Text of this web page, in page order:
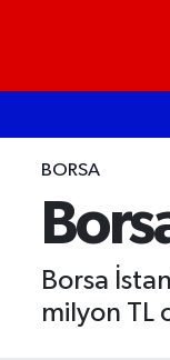
BORSA
Borsa
milyon TL
Ekonomi
Emtia
Gündem